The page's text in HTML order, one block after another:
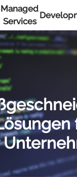
Managed
Services